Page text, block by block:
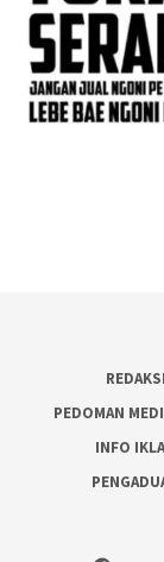
REDAKSI
PEDOMAN
INFO